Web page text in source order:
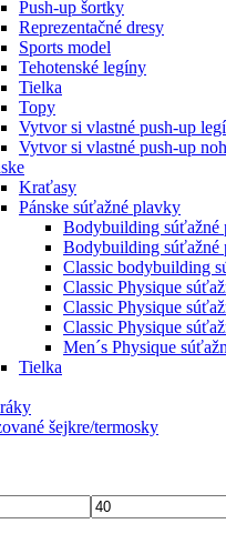
Push-up šortky
Reprezentačné dresy
Sports model
Tehotenské legíny
Tielka
Topy
Vytvor si vlastné push-up
Vytvor si vlastné push-up
Kraťasy
Pánske súťažné plavky
Bodybuilding súťažné
Bodybuilding súťažné
Classic bodybuilding
Classic Physique
Classic Physique
Classic Physique
Men´s Physique
Tielka
šejkre/termosky